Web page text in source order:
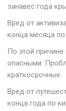
занавес года
Вред от
конца месяца
По этой
опасными.
краткосрочные.
Вред от
конца года по